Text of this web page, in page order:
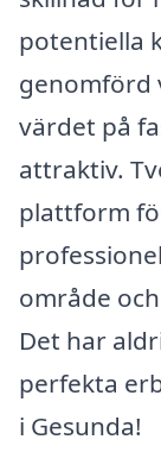
potentiella
genomförd
värdet på
attraktiv.
plattform
område
Det har
perfekta
i Gesunda!